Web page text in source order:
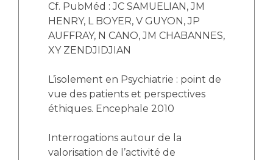
Cf. PubMéd : JC SAMUELIAN, JM
HENRY, L BOYER, V GUYON, JP
AUFFRAY, N CANO, JM CHABANNES,
XY ZENDJIDJIAN
L’isolement en Psychiatrie : point de
vue des patients et perspectives
éthiques. Encephale 2010
Interrogations autour de la
valorisation de l’activité de